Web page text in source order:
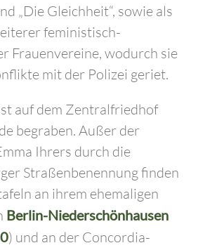
„Die Gleichheit“, sowie als
feministisch-
Frauenvereine, wodurch sie
mit der Polizei geriet.
auf dem Zentralfriedhof
begraben. Außer der
Ihrers durch die
Straßenbenennung finden
an ihrem ehemaligen
Berlin-Niederschönhausen
) und an der Concordia-